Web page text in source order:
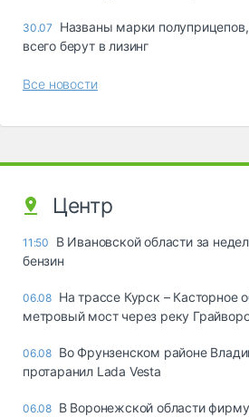
30.07
Названы марки
всего берут в лизинг
Все новости
Центр
11:50
В Ивановской области за
бензин
06.08 На трассе Курск – Касторное
метровый мост через реку
06.08 Во Фрунзенском районе
протаранил Lada Vesta
06.08 В Воронежской области